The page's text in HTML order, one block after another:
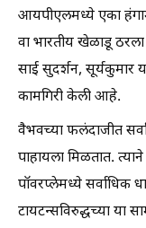
आयपीएलमध्ये एका
वा भारतीय खेळाडू
साई सुदर्शन, सूर्यकुमार
कामगिरी केली आहे.
वैभवच्या फलंदाजीत
पाहायला मिळतात.
पॉवरप्लेमध्ये सर्वाधिक
टायटन्सविरुद्धच्या या